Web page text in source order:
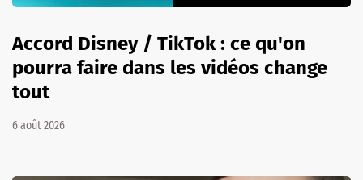
Accord Disney / TikTok : ce qu'on
pourra faire dans les vidéos change
tout
6 août 2026